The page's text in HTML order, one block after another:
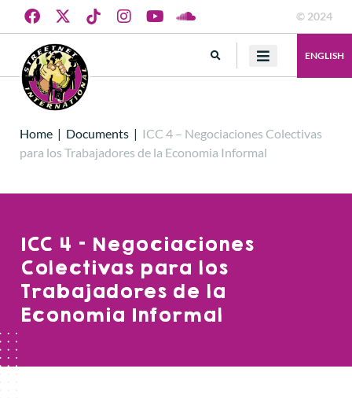
© 2024
ENGLISH
Home | Documents | ICC 4 – Negociaciones Colectivas
para los Trabajadores de la Economia Informal
ICC 4 – Negociaciones
Colectivas para los
Trabajadores de la
Economia Informal